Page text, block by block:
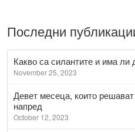
Последни
Какво са силантите и има ли
November 25, 2023
Девет месеца, които
напред
October 12, 2023